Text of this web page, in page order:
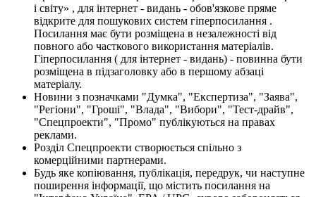
і світу» , для інтернет - видань - обов'язкове пряме
відкрите для пошукових систем гіперпосилання .
Посилання має бути розміщена в незалежності від
повного або часткового використання матеріалів.
Гіперпосилання ( для інтернет - видань) - повинна бути
розміщена в підзаголовку або в першому абзаці
матеріалу.
Новини з позначками "Думка", "Експертиза", "Заява",
"Регіони", "Гроші", "Влада", "Вибори", "Тест-драйв",
"Спецпроекти", "Промо" публікуються на правах
реклами.
Розділ Спецпроекти створюється спільно з
комерційними партнерами.
Будь яке копіювання, публікація, передрук, чи наступне
поширення інформації, що містить посилання на